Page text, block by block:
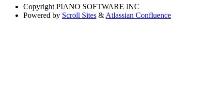
Copyright PIANO SOFTWARE INC
Powered by Scroll Sites & Atlassian Confluence